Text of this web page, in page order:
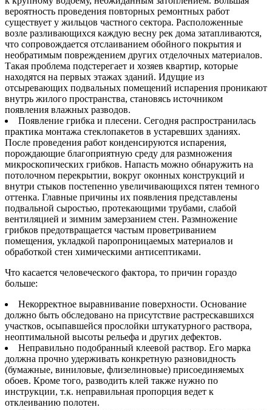
вероятность проведения повторных ремонтных работ
существует у жильцов частного сектора. Расположенные
возле разливающихся каждую весну рек дома затапливаются,
что сопровождается отслаиванием обойного покрытия и
необратимым повреждением других отделочных материалов.
Такая проблема подстерегает и хозяев квартир, которые
находятся на первых этажах зданий. Идущие из
отсыревающих подвальных помещений испарения проникают
внутрь жилого пространства, становясь источником
появления влажных разводов.
Появление грибка и плесени. Сегодня распространилась
практика монтажа стеклопакетов в устаревших зданиях.
После проведения работ конденсируются испарения,
порождающие благоприятную среду для размножения
микроскопических грибков. Напасть можно обнаружить на
потолочном перекрытии, вокруг оконных конструкций и
внутри стыков постепенно увеличивающихся пятен темного
оттенка. Главные причины их появления представлены
подвальной сыростью, протекающими трубами, слабой
вентиляцией и зимним замерзанием стен. Размножение
грибков предотвращается частым проветриванием
помещения, укладкой паропроницаемых материалов и
обработкой стен химическими антисептиками.
Что касается человеческого фактора, то причин гораздо
больше:
Некорректное выравнивание поверхности. Основание
должно быть обследовано на присутствие растрескавшихся
участков, осыпавшейся прослойки штукатурного раствора,
неоптимальной высоты рельефа и других дефектов.
Неправильно подобранный клеевой раствор. Его марка
должна прочно удерживать конкретную разновидность
(бумажные, виниловые, флизелиновые) присоединяемых
обоев. Кроме того, разводить клей также нужно по
инструкции, т.к. неправильная пропорция ведет к
отклеиванию полотен.